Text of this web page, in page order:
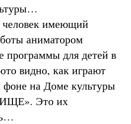
имеющий
аниматором
программы для детей в
видно, как играют
фоне на Доме культуры
Это их